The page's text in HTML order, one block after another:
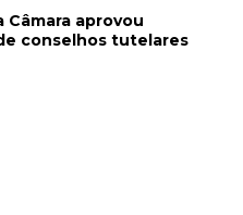
Câmara aprovou
conselhos tutelares